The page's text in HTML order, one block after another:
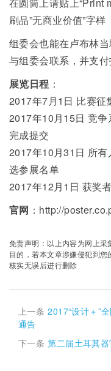
刷品”无商业价值”字样
组委会也能在卢布林
与组委会联系，并支付
展览日程 ：
2017年7月1日 比赛征
2017年10月15日 竞
完成提交
2017年10月31日 所
选参展名单
2017年12月1日 获奖
官网 ：http://
免责声明：以上内容为网上采
目的，若本文章涉嫌侵犯到
核实无误后进行删除
上一条 2017“设计＋”
通告
下一条 第二届土耳其